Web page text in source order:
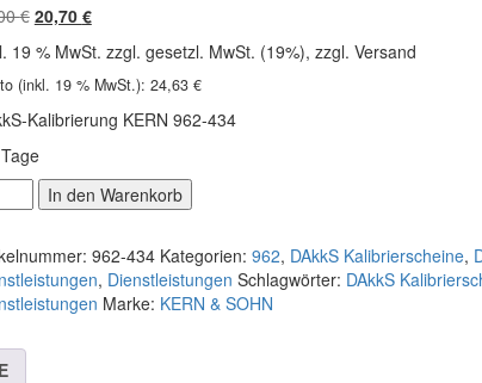
€ Ursprünglicher
war:
23,00 €
20,70 €Aktueller
ist:
20,70 €.
19 % MwSt. zzgl. gesetzl. MwSt. (19%), zzgl. Versand
(inkl. 19 % MwSt.): 24,63 €
Kalibrierung KERN 962-434
In den Warenkorb
962-434 Kategorien: 962, DAkkS Kalibrierscheine,
, Dienstleistungen Schlagwörter: DAkkS
Marke: KERN & SOHN